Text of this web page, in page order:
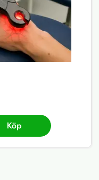
Köp